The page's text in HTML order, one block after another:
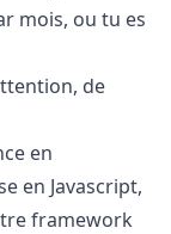
mois, ou tu es
de
en
en Javascript,
framework